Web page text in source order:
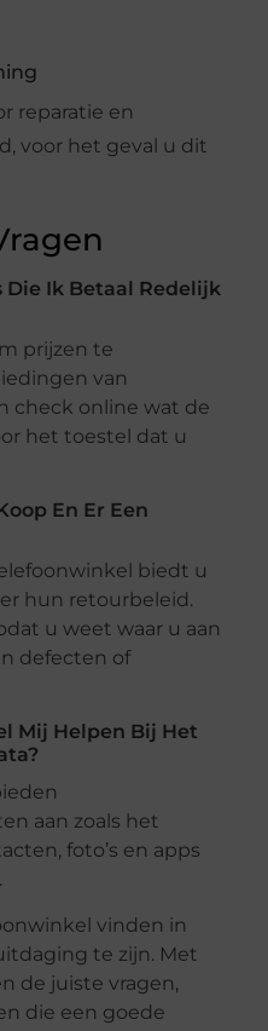
reparatie en
voor het geval u dit
Die Ik Betaal Redelijk
prijzen te
van
check online wat de
het toestel dat u
En Er Een
biedt u
hun retourbeleid.
u weet waar u aan
defecten of
Mij Helpen Bij Het
aan zoals het
foto’s en apps
vinden in
te zijn. Met
de juiste vragen,
die een goede